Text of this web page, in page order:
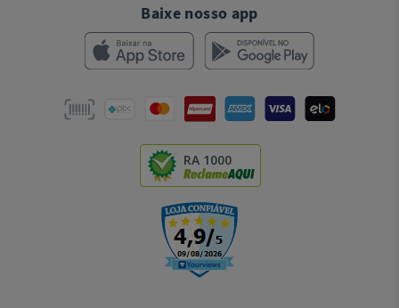
Baixe nosso app
RA 1000